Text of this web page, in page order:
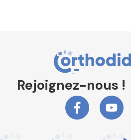
Rejoignez-nous !